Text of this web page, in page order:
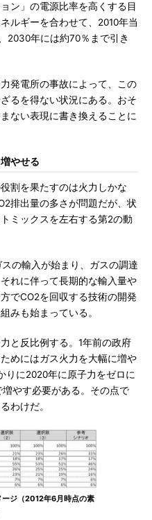
ン」の電源比率を高くする目
ルギーを合わせて、2010年当
2030年には約70％まで引き
発電所の事故によって、この
るを得ない状況にある。おそ
ない表現に書き換えることに
やせる
割を果たすのは火力しかな
排出量の多さが問題だが、状
ミックスを左右する第2の動
の輸入が始まり、ガスの調達
れに伴って長期的な輸入量や
でCO2を回収する技術の開発
みも始まっている。
と反比例する。1年前の政府
めにはガス火力を大幅に増や
りに2020年に原子力をゼロに
やす必要がある。その点で
わけだ。
ジ（2012年6月時点の素